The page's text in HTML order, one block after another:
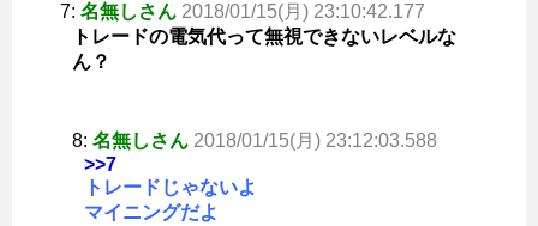
7: 名無しさん 2018/01/15(月) 23:10:42.177
トレードの電気代って無視できないレベルな
ん？
8: 名無しさん 2018/01/15(月) 23:12:03.588
>>7
トレードじゃないよ
マイニングだよ